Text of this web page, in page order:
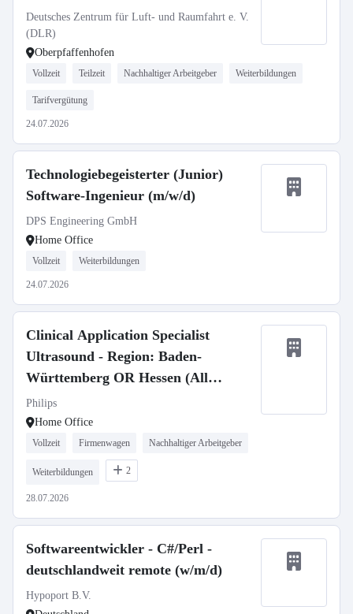
Deutsches Zentrum für Luft- und Raumfahrt e. V.
(DLR)
Oberpfaffenhofen
Vollzeit Teilzeit Nachhaltiger Arbeitgeber Weiterbildungen
Tarifvergütung
24.07.2026
Technologiebegeisterter (Junior)
Software-Ingenieur (m/w/d)
DPS Engineering GmbH
Home Office
Vollzeit Weiterbildungen
24.07.2026
Clinical Application Specialist
Ultrasound - Region: Baden-
Württemberg OR Hessen (All
Genders)
Philips
Home Office
Vollzeit Firmenwagen Nachhaltiger Arbeitgeber
Weiterbildungen 2
28.07.2026
Softwareentwickler - C#/Perl -
deutschlandweit remote (w/m/d)
Hypoport B.V.